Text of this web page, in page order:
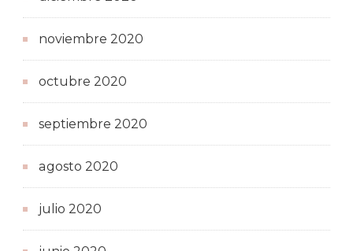
noviembre 2020
octubre 2020
septiembre 2020
agosto 2020
julio 2020